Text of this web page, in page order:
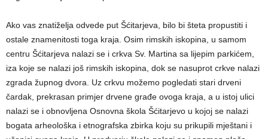
Ako vas znatiželja odvede put Šćitarjeva, bilo bi šteta propustiti i
ostale znamenitosti toga kraja. Osim rimskih iskopina, u samom
centru Šćitarjeva nalazi se i crkva Sv. Martina sa lijepim parkićem,
iza koje se nalazi još rimskih iskopina, dok se nasuprot crkve nalazi
zgrada župnog dvora. Uz crkvu možemo pogledati stari drveni
čardak, prekrasan primjer drvene građe ovoga kraja, a u istoj ulici
nalazi se i obnovljena Osnovna škola Šćitarjevo u kojoj se nalazi
bogata arheološka i etnografska zbirka koju su prikupili mještani i